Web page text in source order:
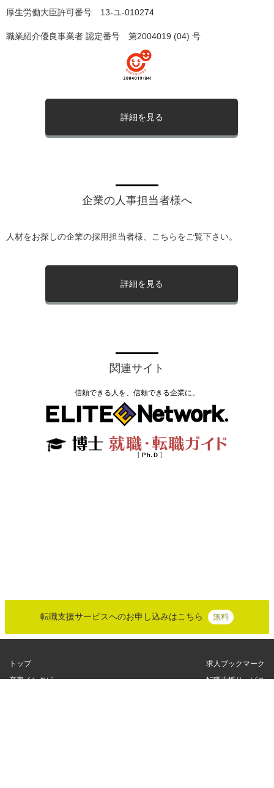
厚生労働大臣許可番号 13-ユ-010274
職業紹介優良事業者 認定番号 第2004019 (04) 号
詳細を見る
企業の人事担当者様へ
人材をお探しの企業の採用担当者様、こちらをご覧下さい。
詳細を見る
関連サイト
信頼できる人を、信頼できる企業に。
転職支援サービスへのお申し込みはこちら 無料
トップ
高専インタビュー
求人ブックマーク
転職支援サービス